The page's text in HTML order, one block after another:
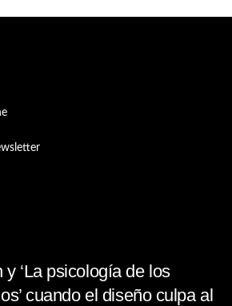
‘La psicología de los
cuando el diseño culpa al